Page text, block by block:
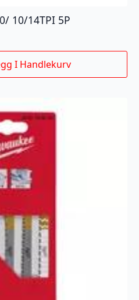
10/14TPI 5P
I Handlekurv